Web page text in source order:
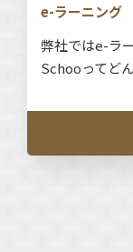
e-ラーニング
弊社ではe-ラ
Schooってど